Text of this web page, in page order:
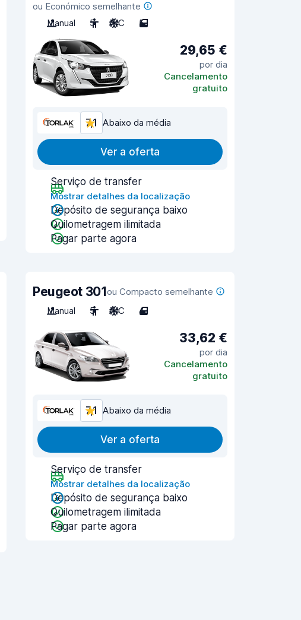
ou Económico semelhante
Manual
5 A/C 5
29,65 €
por dia
Cancelamento
gratuito
7,1 Abaixo da média
Ver a oferta
Serviço de transfer
Mostrar detalhes da localização
Depósito de segurança baixo
Quilometragem ilimitada
Pagar parte agora
Peugeot 301ou Compacto semelhante
Manual
5 A/C 4
33,62 €
por dia
Cancelamento
gratuito
7,1 Abaixo da média
Ver a oferta
Serviço de transfer
Mostrar detalhes da localização
Depósito de segurança baixo
Quilometragem ilimitada
Pagar parte agora